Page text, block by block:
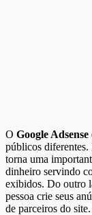
O Google Adsense
públicos diferentes.
torna uma
dinheiro servindo
exibidos. Do outro
pessoa crie seus
de parceiros do site.